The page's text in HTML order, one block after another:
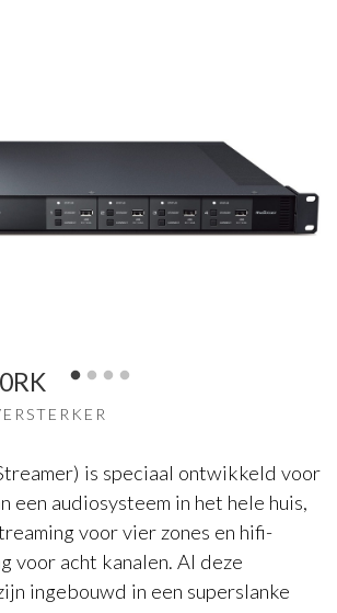
is speciaal ontwikkeld voor
een audiosysteem in het hele huis,
voor vier zones en hifi-
voor acht kanalen. Al deze
ingebouwd in een superslanke